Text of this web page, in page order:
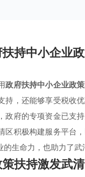
持中小企业
政府扶持中小企业政策
持，还能够享受税收
政府的专项资金已支
积极构建服务平台
生命力，也助力了武
扶持激发武